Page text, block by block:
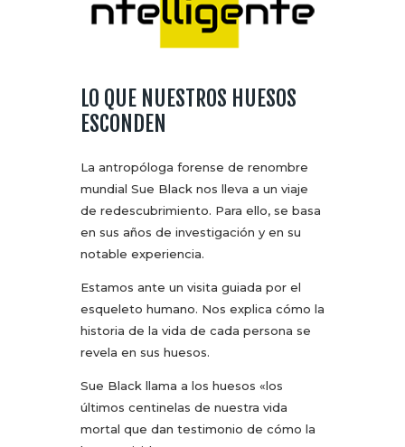
LO QUE NUESTROS HUESOS
ESCONDEN
La antropóloga forense de renombre
mundial Sue Black nos lleva a un viaje
de redescubrimiento. Para ello, se basa
en sus años de investigación y en su
notable experiencia.
Estamos ante un visita guiada por el
esqueleto humano. Nos explica cómo la
historia de la vida de cada persona se
revela en sus huesos.
Sue Black llama a los huesos «los
últimos centinelas de nuestra vida
mortal que dan testimonio de cómo la